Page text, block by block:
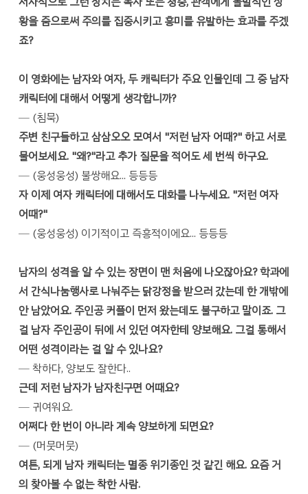
황을 줌으로써 주의를 집중시키고 흥미를 유발하는 효과를 주겠
죠?
이 영화에는 남자와 여자, 두 캐릭터가 주요 인물인데 그 중 남자
캐릭터에 대해서 어떻게 생각합니까?
─ (침묵)
주변 친구들하고 삼삼오오 모여서 "저런 남자 어때?" 하고 서로
물어보세요. "왜?"라고 추가 질문을 적어도 세 번씩 하구요.
─ (웅성웅성) 불쌍해요... 등등등
자 이제 여자 캐릭터에 대해서도 대화를 나누세요. "저런 여자
어때?"
─ (웅성웅성) 이기적이고 즉흥적이에요... 등등등
남자의 성격을 알 수 있는 장면이 맨 처음에 나오잖아요? 학과에
서 간식나눔행사로 나눠주는 닭강정을 받으러 갔는데 한 개밖에
안 남았어요. 주인공 커플이 먼저 왔는데도 불구하고 말이죠. 그
걸 남자 주인공이 뒤에 서 있던 여자한테 양보해요. 그걸 통해서
어떤 성격이라는 걸 알 수 있나요?
─ 착하다, 양보도 잘한다..
근데 저런 남자가 남자친구면 어때요?
─ 귀여워요.
어쩌다 한 번이 아니라 계속 양보하게 되면요?
─ (머뭇머뭇)
여튼, 되게 남자 캐릭터는 멸종 위기종인 것 같긴 해요. 요즘 거
의 찾아볼 수 없는 착한 사람.